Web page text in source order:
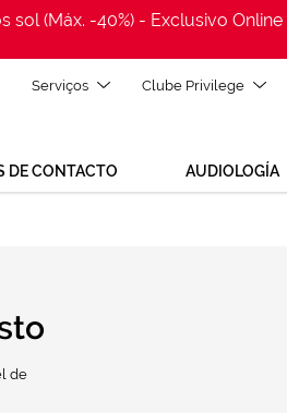
sol (Máx. -40%) - Exclusivo Online
Serviços Clube Privilege
DE CONTACTO AUDIOLOGÍA
de